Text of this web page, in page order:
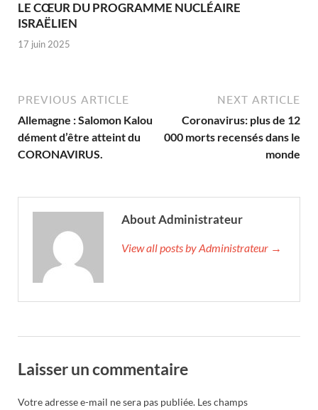
LE CŒUR DU PROGRAMME NUCLÉAIRE
ISRAËLIEN
17 juin 2025
PREVIOUS ARTICLE
Allemagne : Salomon Kalou
dément d’être atteint du
CORONAVIRUS.
NEXT ARTICLE
Coronavirus: plus de 12
000 morts recensés dans le
monde
About Administrateur
View all posts by Administrateur →
Laisser un commentaire
Votre adresse e-mail ne sera pas publiée. Les champs